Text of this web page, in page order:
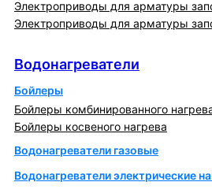
Электроприводы для арматуры
Электроприводы для арматуры
Водонагреватели
Бойлеры
Бойлеры комбинированного
Бойлеры косвеного нагрева
Водонагреватели газовые
Водонагреватели электрические